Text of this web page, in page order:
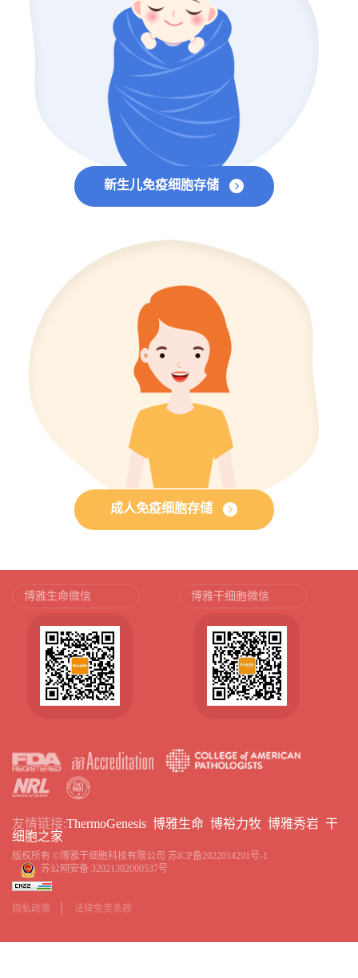
新生儿免疫细胞存储
成人免疫细胞存储
博雅生命微信 博雅干细胞微信
友情链接:ThermoGenesis 博雅生命 博裕力牧 博雅秀岩 干
细胞之家
版权所有 ©博雅干细胞科技有限公司 苏ICP备2022014291号-1
苏公网安备 32021302000537号
隐私政策 法律免责条款